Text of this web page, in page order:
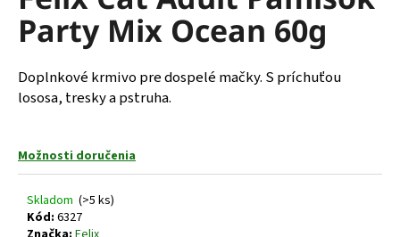
0,0
hviezdičiek.
Party Mix Ocean 60g
Doplnkové krmivo pre dospelé mačky. S príchuťou
lososa, tresky a pstruha.
Možnosti doručenia
Skladom (>5 ks)
Kód: 6327
á
j
s
ť